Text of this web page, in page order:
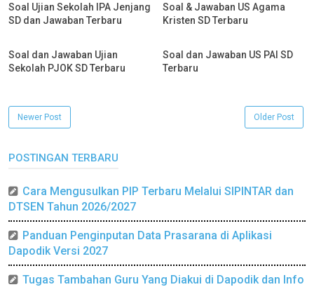
Soal Ujian Sekolah IPA Jenjang
SD dan Jawaban Terbaru
Soal & Jawaban US Agama
Kristen SD Terbaru
Soal dan Jawaban Ujian
Sekolah PJOK SD Terbaru
Soal dan Jawaban US PAI SD
Terbaru
Newer Post Older Post
POSTINGAN TERBARU
Cara Mengusulkan PIP Terbaru Melalui SIPINTAR dan
DTSEN Tahun 2026/2027
Panduan Penginputan Data Prasarana di Aplikasi
Dapodik Versi 2027
Tugas Tambahan Guru Yang Diakui di Dapodik dan Info